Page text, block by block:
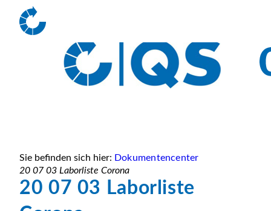
Sie befinden sich hier: Dokumentencenter
20 07 03 Laborliste Corona
20 07 03 Laborliste